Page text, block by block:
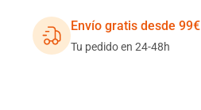
Envío gratis desde 99€
Tu pedido en 24-48h